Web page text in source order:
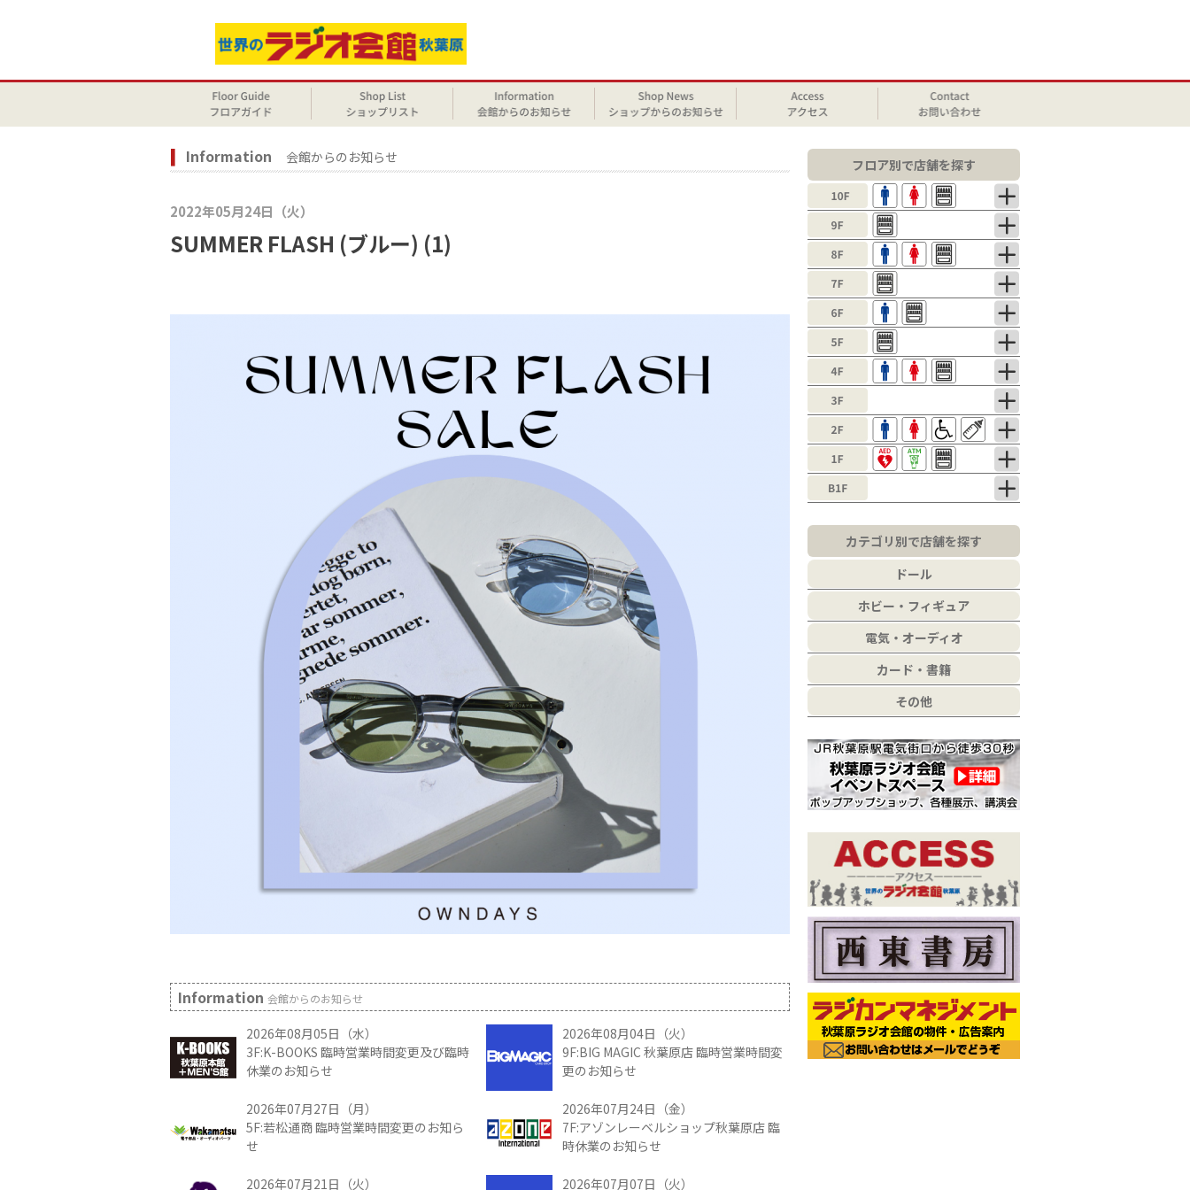
Information 会館からのお知らせ
2022年05月24日（火）
SUMMER FLASH (ブルー) (1)
Information 会館からのお知らせ
2026年08月05日（水）
3F:K-BOOKS 臨時営業時間変更及び臨時
休業のお知らせ
2026年08月04日（火）
9F:BIG MAGIC 秋葉原店 臨時営業時間変
更のお知らせ
2026年07月27日（月）
5F:若松通商 臨時営業時間変更のお知ら
せ
2026年07月24日（金）
7F:アゾンレーベルショップ秋葉原店 臨
時休業のお知らせ
2026年07月21日（火） 2026年07月07日（火）
フロア別で店舗を探す
カテゴリ別で店舗を探す
ドール
ホビー・フィギュア
電気・オーディオ
カード・書籍
その他